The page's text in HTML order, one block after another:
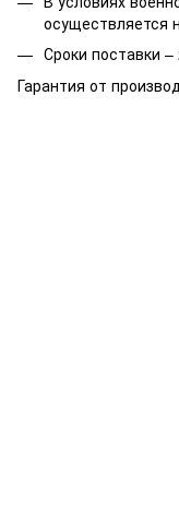
осуществляется
Сроки поставки
Гарантия от